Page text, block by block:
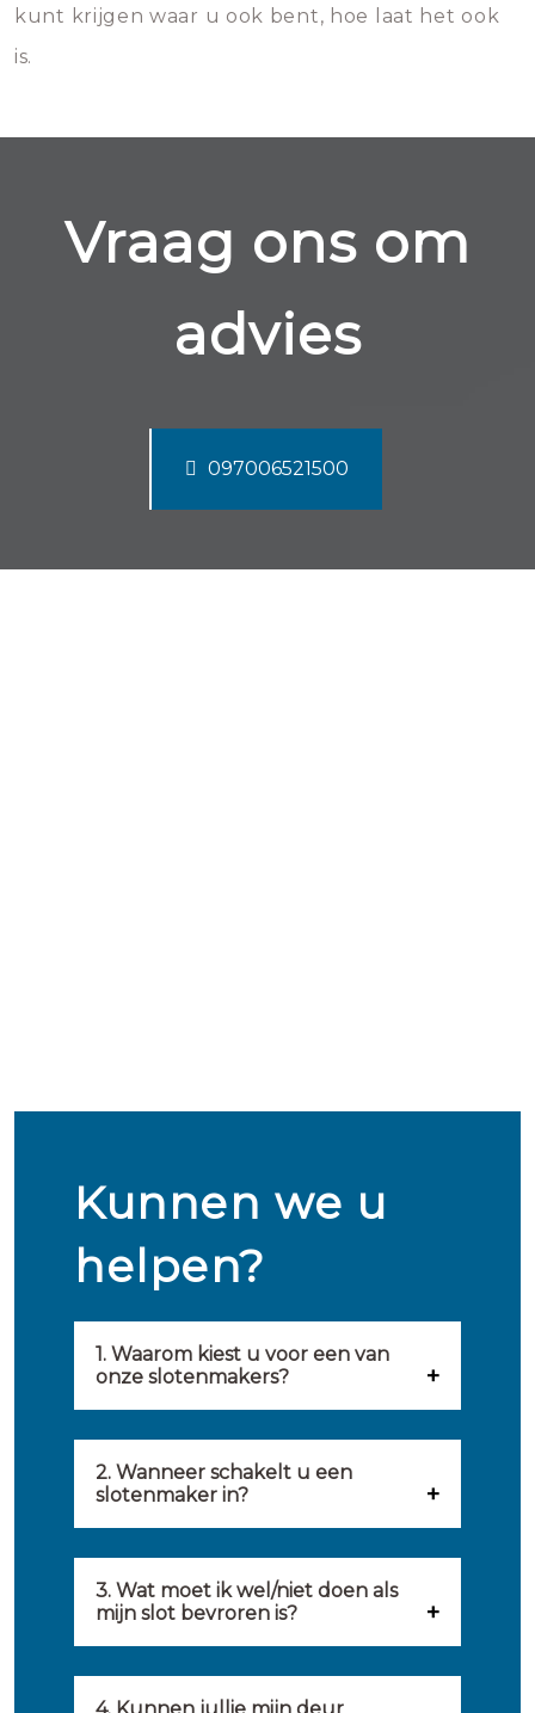
kunt krijgen waar u ook bent, hoe laat het ook
is.
Vraag ons om
advies
097006521500
Kunnen we u
helpen?
1. Waarom kiest u voor een van
onze slotenmakers?
geselecteerd op kwaliteit,
partij om u van dienst te zijn.
ernaar om binnen 20 minuten
2. Wanneer schakelt u een
slotenmaker in?
slotenmaker inschakelen
wanneer: u uzelf heeft
3. Wat moet ik wel/niet doen als
mijn slot bevroren is?
komt het wel eens voor dat